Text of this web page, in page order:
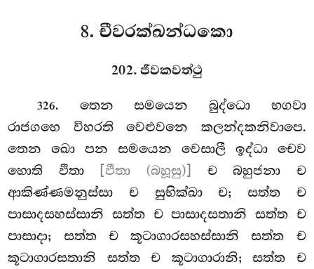
8. චීවරක්ඛන්ධකො
202. ජීවකවත්ථු
326. තෙනසමයෙන බුද්ධො භගවා
රාජගහෙ විහරති වෙළුවනෙ කලන්දකනිවාපෙ.
තෙන ඛො පන සමයෙන වෙසාලී ඉද්ධා චෙව
හොති ඵිතා
[ඵීතා (බහූසු)]
ච බහුජනා ච
ආකිණ්ණමනුස්සා ච සුභික්ඛා ච; සත්ත ච
පාසාදසහස්සානි සත්ත ච පාසාදසතානි සත්ත ච
පාසාදා; සත්ත ච කූටාගාරසහස්සානි සත්ත ච
කූටාගාරසතානි සත්ත ච කූටාගාරානි; සත්ත ච